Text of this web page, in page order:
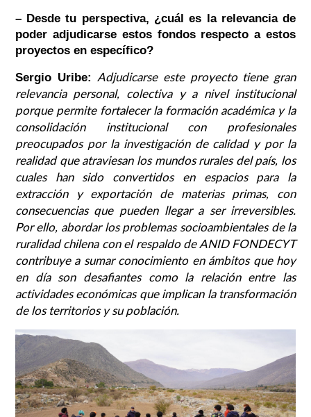
– Desde tu perspectiva, ¿cuál es la relevancia de
poder adjudicarse estos fondos respecto a estos
proyectos en específico?
Sergio Uribe: Adjudicarse este proyecto tiene gran
relevancia personal, colectiva y a nivel institucional
porque permite fortalecer la formación académica y la
consolidación institucional con profesionales
preocupados por la investigación de calidad y por la
realidad que atraviesan los mundos rurales del país, los
cuales han sido convertidos en espacios para la
extracción y exportación de materias primas, con
consecuencias que pueden llegar a ser irreversibles.
Por ello, abordar los problemas socioambientales de la
ruralidad chilena con el respaldo de ANID FONDECYT
contribuye a sumar conocimiento en ámbitos que hoy
en día son desafiantes como la relación entre las
actividades económicas que implican la transformación
de los territorios y su población.